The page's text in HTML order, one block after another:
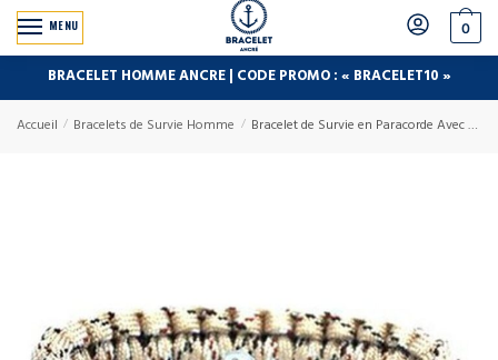
MENU 0
BRACELET HOMME ANCRE | CODE PROMO : « BRACELET10 »
Accueil / Bracelets de Survie Homme / Bracelet de Survie en Paracorde Avec Manille en Acier Inoxydable Kyle